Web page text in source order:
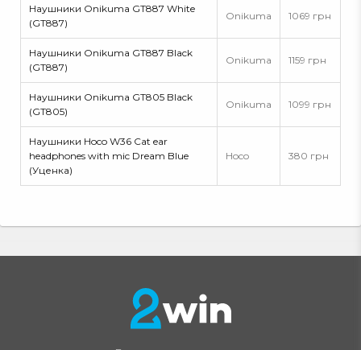
Наушники Onikuma GT887 White
(GT887)
Onikuma 1069 грн
Наушники Onikuma GT887 Black
(GT887)
Onikuma 1159 грн
Наушники Onikuma GT805 Black
(GT805)
Onikuma 1099 грн
Наушники Hoco W36 Cat ear
headphones with mic Dream Blue
(Уценка)
Hoco 380 грн